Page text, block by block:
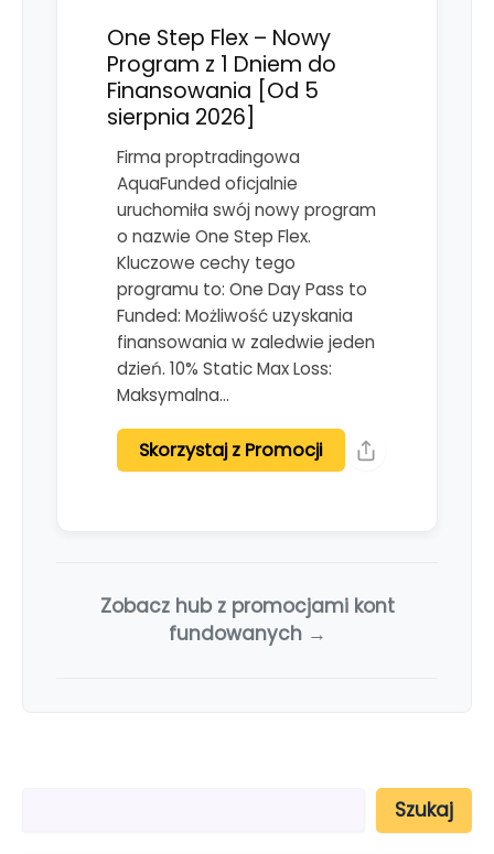
One Step Flex – Nowy
Program z 1 Dniem do
Finansowania [Od 5
sierpnia 2026]
Firma proptradingowa
AquaFunded oficjalnie
uruchomiła swój nowy program
o nazwie One Step Flex.
Kluczowe cechy tego
programu to: One Day Pass to
Funded: Możliwość uzyskania
finansowania w zaledwie jeden
dzień. 10% Static Max Loss:
Maksymalna…
Skorzystaj z Promocji
Zobacz hub z promocjami kont
fundowanych →
Szukaj